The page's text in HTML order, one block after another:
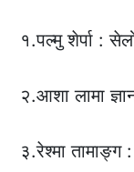
१.पल्मु शेर्पा :
२.आशा लामा
३.रेश्मा तामाङ्ग